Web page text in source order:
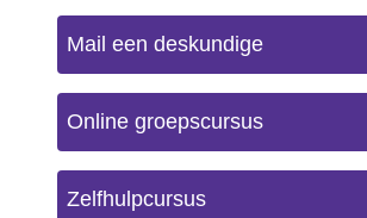
Mail een deskundige
Online groepscursus
Zelfhulpcursus